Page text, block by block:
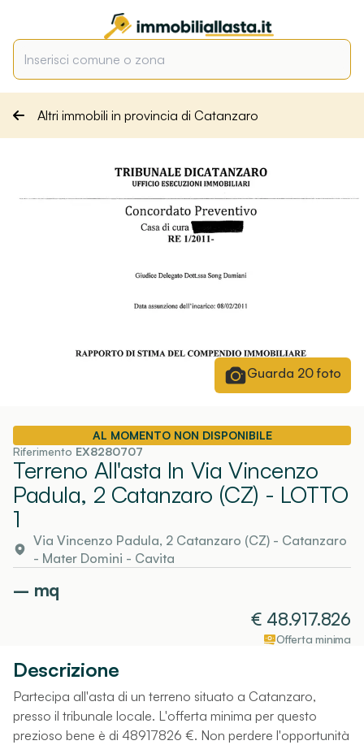
Altri immobili in provincia di Catanzaro
Guarda 20foto
AL MOMENTO NON DISPONIBILE
Riferimento EX8280707
Terreno All'asta In Via Vincenzo
Padula, 2 Catanzaro (CZ) - LOTTO
1
Via Vincenzo Padula, 2 Catanzaro (CZ)- Catanzaro
- Mater Domini - Cavita
– mq
€ 48.917.826
Offerta minima
Descrizione
Partecipa all'asta di un terreno situato a Catanzaro,
presso il tribunale locale. L'offerta minima per questo
prezioso bene è di 48917826 €. Non perdere l'opportunità